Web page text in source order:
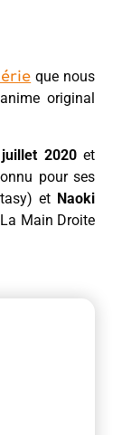
que nous
original
2020et
pour ses
et Naoki
Main Droite